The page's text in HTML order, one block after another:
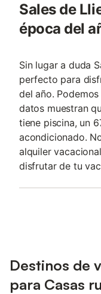
Sales de
época del
Sin lugar a duda
perfecto para
del año.
datos muestran
tiene piscina, un
acondicionado.
alquiler
disfrutar de tu
Destinos de
para Casas